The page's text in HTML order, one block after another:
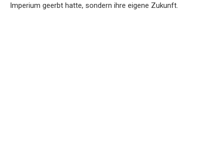
Imperium geerbt hatte, sondern ihre eigene Zukunft.